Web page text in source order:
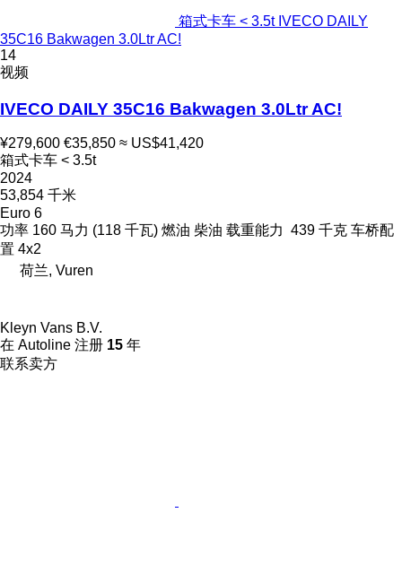
箱式卡车 < 3.5t IVECO DAILY
35C16 Bakwagen 3.0Ltr AC!
14
视频
IVECO DAILY 35C16 Bakwagen 3.0Ltr AC!
¥279,600 €35,850 ≈ US$41,420
箱式卡车 < 3.5t
2024
53,854 千米
Euro 6
功率 160 马力 (118 千瓦) 燃油 柴油 载重能力 439 千克 车桥配
置 4x2
荷兰, Vuren
Kleyn Vans B.V.
在 Autoline 注册 15 年
联系卖方